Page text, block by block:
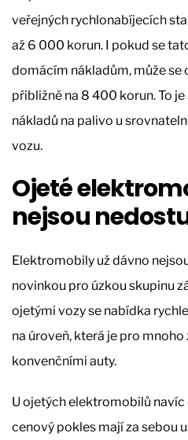
veřejných rychlonabíjecích
až 6 000 korun. I pokud se
domácím nákladům, může
přibližně na 8 400 korun. To
nákladů na palivo u
vozu.
Ojeté
nejsou
Elektromobily už dávno
novinkou pro úzkou skupinu
ojetými vozy se nabídka
na úroveň, která je pro
konvenčními auty.
U ojetých elektromobilů
cenový pokles mají za sebou